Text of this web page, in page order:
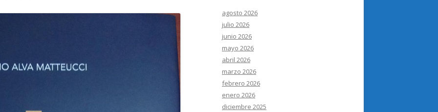
agosto 2026
julio 2026
junio 2026
mayo 2026
abril 2026
marzo 2026
febrero 2026
enero 2026
diciembre 2025